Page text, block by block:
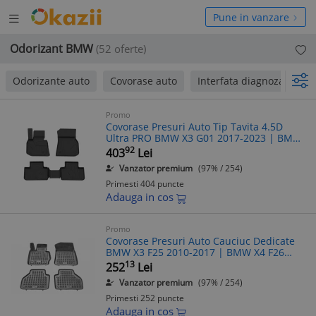
Deschide
meniul
Pune in vanzare
Odorizant BMW (52 oferte)
Odorizante auto Covorase auto Interfata diagnoza
Promo
Covorase Presuri Auto Tip Tavita 4.5D
Ultra PRO BMW X3 G01 2017-2023 | BMW
X4 G02 2018-2025 | BMW IX3 G08 2020-
2025
40392 Lei
Vanzator premium (97% / 254)
Primesti 404 puncte
Adauga in cos
Promo
Covorase Presuri Auto Cauciuc Dedicate
BMW X3 F25 2010-2017 | BMW X4 F26
2014-2018
25213 Lei
Vanzator premium (97% / 254)
Primesti 252 puncte
Adauga in cos